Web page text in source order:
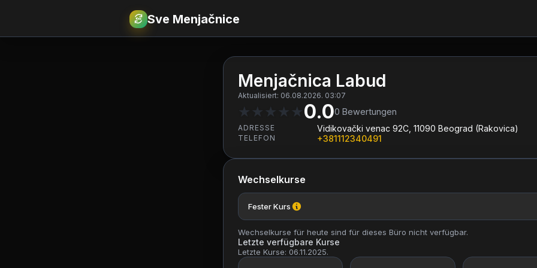
€RSD Sve Menjačnice
Menjačnica Labud
Aktualisiert: 06.08.2026. 03:07
★ ★ ★ ★ ★0.00 Bewertungen
ADRESSE Vidikovački venac 92C, 11090 Beograd (Rakovica)
TELEFON +381112340491
Wechselkurse
Fester Kurs
Wechselkurse für heute sind für dieses Büro nicht verfügbar.
Letzte verfügbare Kurse
Letzte Kurse: 06.11.2025.